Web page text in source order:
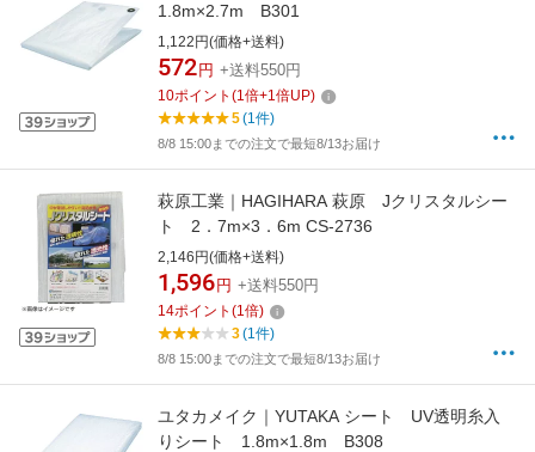
1.8m×2.7m B301
1,122円(価格+送料)
572 円 +送料550円
10ポイント (1倍+1倍UP)
5(1件)
8/8 15:00までの注文で最短8/13お届け
萩原工業｜HAGIHARA 萩原 Jクリスタルシー
ト 2．7m×3．6m CS-2736
2,146円(価格+送料)
1,596 円 +送料550円
14ポイント (1倍)
3(1件)
8/8 15:00までの注文で最短8/13お届け
ユタカメイク｜YUTAKA シート UV透明糸入
りシート 1.8m×1.8m B308